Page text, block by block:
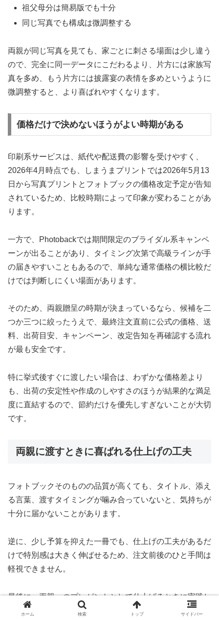
祖父母分は簡易版でも十分
同じ写真でも構成は微調整する
両親が同じ写真を見ても、家ごとに刺さる場面は少し違う
ので、完全に同一データにこだわるより、片方には家族写
真を多め、もう片方には披露宴の表情を多めというように
微調整すると、より喜ばれやすくなります。
価格だけで決めないほうがよい時期がある
印刷系サービスは、紙代や配送費の影響を受けやすく、
2026年4月時点でも、しまうまプリントでは2026年5月13
日から写真プリントとフォトブックの価格改定予定が告知
されているため、比較時期によって印象が変わることがあ
ります。
一方で、Photobackでは期間限定のブライダル系キャンペ
ーンが出ることがあり、タイミング次第で高級ラインが手
の届きやすいこともあるので、単純な通常価格の横比較だ
けでは判断しにくい場面があります。
そのため、両親贈呈の時期が決まっているなら、候補を二
つか三つに絞ったうえで、最終注文直前に公式の価格、送
料、出荷目安、キャンペーン、改定告知を再確認する流れ
が最も安全です。
特に挙式後すぐに渡したい場合は、わずかな価格差より
も、出荷の安定性や作成のしやすさのほうが結果的な満足
度に直結するので、節約だけを優先しすぎないことが大切
です。
両親に渡すときに喜ばれる仕上げの工夫
フォトブックそのものの品質が高くても、タイトル、添え
る言葉、渡すタイミングが噛み合っていないと、気持ちが
十分に届かないことがあります。
逆に、少し予算を抑えた一冊でも、仕上げの工夫があるだ
けで特別感は大きく伸ばせるため、注文前後のひと手間は
軽視できません。
最後に、両親へのプレゼントとして仕上げるときに実践し
やすい工夫をまとめます。
ホーム 検索 トップ サイドバー